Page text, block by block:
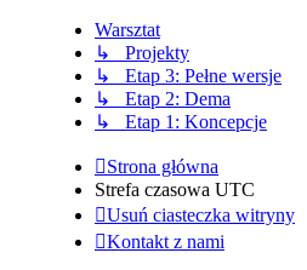
Warsztat
↳ Projekty
↳ Etap 3: Pełne wersje
↳ Etap 2: Dema
↳ Etap 1: Koncepcje
Strona główna
Strefa czasowa UTC
Usuń ciasteczka witryny
Kontakt z nami